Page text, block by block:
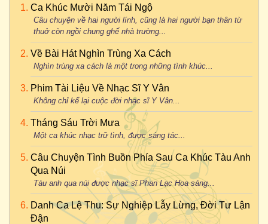
Ca Khúc Mười Năm Tái Ngộ
Câu chuyện về hai người lính, cũng là hai người bạn thân từ
thuở còn ngồi chung ghế nhà trường...
Về Bài Hát Nghìn Trùng Xa Cách
Nghìn trùng xa cách là một trong những tình khúc...
Phim Tài Liệu Về Nhạc Sĩ Y Vân
Không chỉ kể lại cuộc đời nhạc sĩ Y Vân...
Tháng Sáu Trời Mưa
Một ca khúc nhạc trữ tình, được sáng tác...
Câu Chuyện Tình Buồn Phía Sau Ca Khúc Tàu Anh
Qua Núi
Tàu anh qua núi được nhạc sĩ Phan Lạc Hoa sáng...
Danh Ca Lệ Thu: Sự Nghiệp Lẫy Lừng, Đời Tư Lận
Đận